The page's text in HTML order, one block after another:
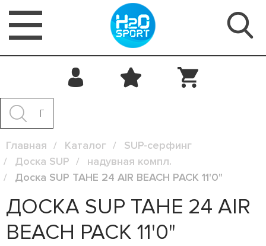
Главная Каталог
SUP-серфинг
Доска SUP
надувная компл.
Доска SUP TAHE 24 AIR BEACH PACK 11'0"
ДОСКА SUP TAHE 24 AIR
BEACH PACK 11'0"